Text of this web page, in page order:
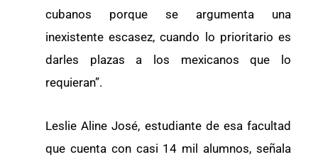
cubanos porque se argumenta una
inexistente escasez, cuando lo prioritario es
darles plazas a los mexicanos que lo
requieran”.
Leslie Aline José, estudiante de esa facultad
que cuenta con casi 14 mil alumnos, señala